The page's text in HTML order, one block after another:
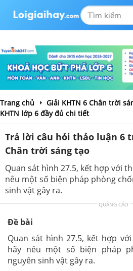
Trang chủ
Giải KHTN 6 Chân trời
KHTN lớp 6 đầy đủ chi tiết
Trả lời câu hỏi thảo luận 6
Chân trời sáng tạo
Quan sát hình 27.5, kết hợp với
nêu một số biện pháp phòng
sinh vật gây ra.
QUẢNG CÁO
Đề bài
Quan sát hình 27.5, kết hợp
hãy nêu một số biện pháp
nguyên sinh vật gây ra.